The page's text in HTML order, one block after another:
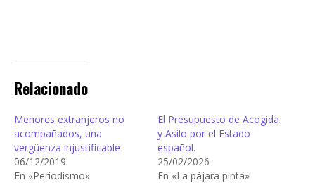
Relacionado
Menores extranjeros no
acompañados, una
vergüenza injustificable
06/12/2019
En «Periodismo»
El Presupuesto de Acogida
y Asilo por el Estado
español.
25/02/2026
En «La pájara pinta»